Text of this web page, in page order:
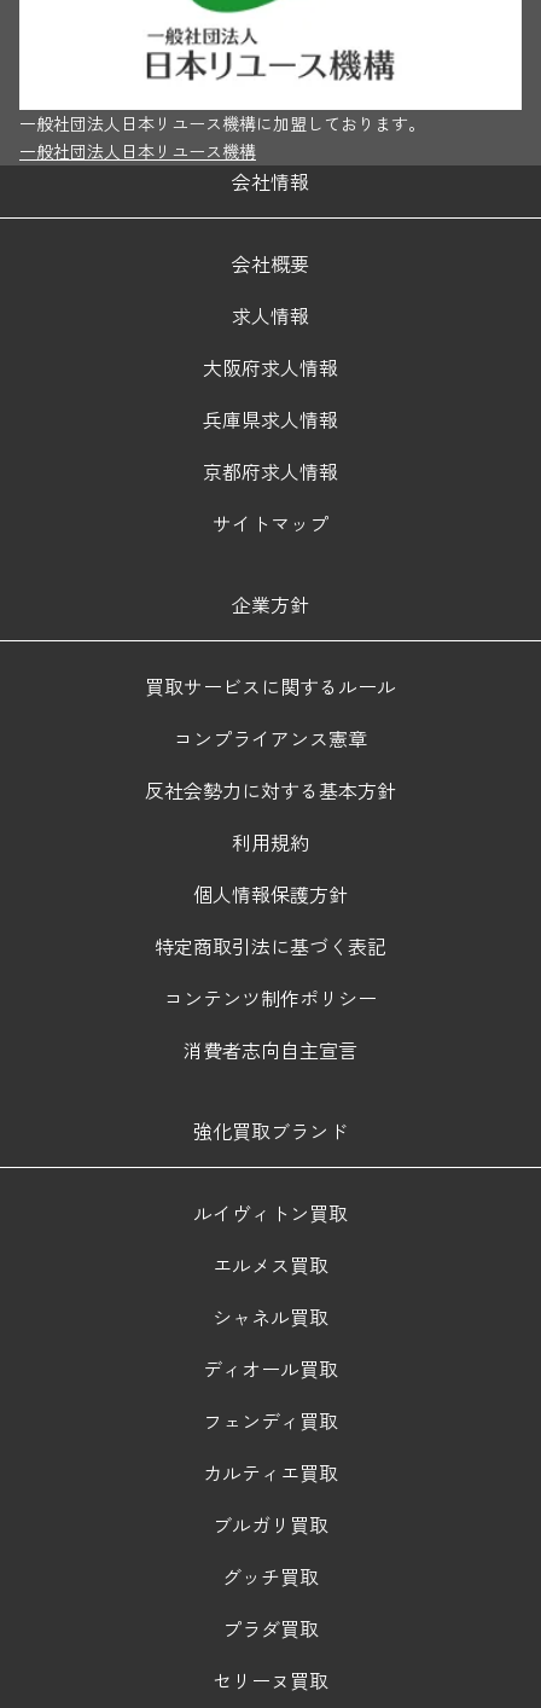
一般社団法人日本リユース機構に加盟しております。
一般社団法人日本リユース機構
会社情報
会社概要
求人情報
大阪府求人情報
兵庫県求人情報
京都府求人情報
サイトマップ
企業方針
買取サービスに関するルール
コンプライアンス憲章
反社会勢力に対する基本方針
利用規約
個人情報保護方針
特定商取引法に基づく表記
コンテンツ制作ポリシー
消費者志向自主宣言
強化買取ブランド
ルイヴィトン買取
エルメス買取
シャネル買取
ディオール買取
フェンディ買取
カルティエ買取
ブルガリ買取
グッチ買取
プラダ買取
セリーヌ買取